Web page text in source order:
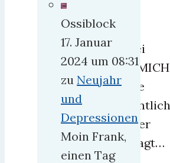
ich
dabei
bin.MICH
hatte
eigentlich
keiner
gefragt…
Ossiblock
17. Januar
2024 um 08:31
zu Neujahr
und
Depressionen
Moin Frank,
einen Tag